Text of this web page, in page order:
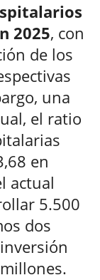
2025, con
de los
una
el ratio
en
actual
5.500
dos